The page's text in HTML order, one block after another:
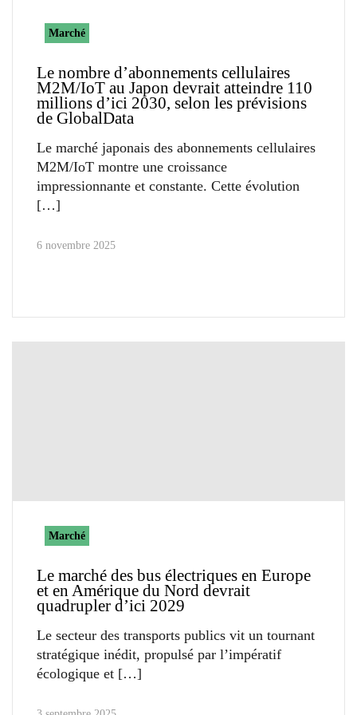
Marché
Le nombre d’abonnements cellulaires
M2M/IoT au Japon devrait atteindre 110
millions d’ici 2030, selon les prévisions
de GlobalData
Le marché japonais des abonnements cellulaires
M2M/IoT montre une croissance
impressionnante et constante. Cette évolution
6 novembre 2025
Marché
Le marché des bus électriques en Europe
et en Amérique du Nord devrait
quadrupler d’ici 2029
Le secteur des transports publics vit un tournant
stratégique inédit, propulsé par l’impératif
écologique et